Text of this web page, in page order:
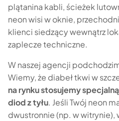
plątanina kabli, ścieżek
neon wisi w oknie,
klienci siedzący wewnątrz
zaplecze techniczne.
W naszej agencji
Wiemy, że diabeł tkwi w
na rynku stosujemy
diod z tyłu. Jeśli Twój neon
dwustronnie (np. w